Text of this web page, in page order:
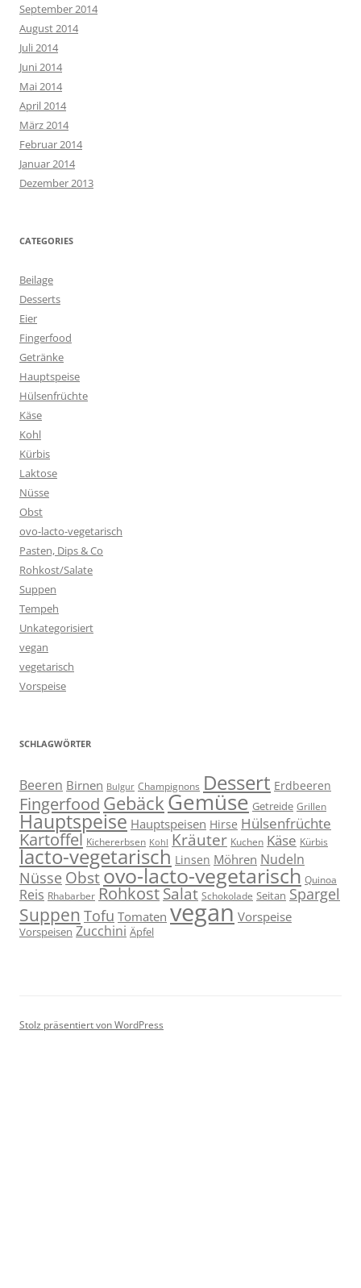
September 2014
August 2014
Juli 2014
Juni 2014
Mai 2014
April 2014
März 2014
Februar 2014
Januar 2014
Dezember 2013
CATEGORIES
Beilage
Desserts
Eier
Fingerfood
Getränke
Hauptspeise
Hülsenfrüchte
Käse
Kohl
Kürbis
Laktose
Nüsse
Obst
ovo-lacto-vegetarisch
Pasten, Dips & Co
Rohkost/Salate
Suppen
Tempeh
Unkategorisiert
vegan
vegetarisch
Vorspeise
SCHLAGWÖRTER
Beeren Birnen Bulgur Champignons Dessert Erdbeeren
Fingerfood Gebäck Gemüse Getreide Grillen
Hauptspeise Hauptspeisen Hirse Hülsenfrüchte
Kartoffel Kichererbsen Kohl Kräuter Kuchen Käse Kürbis
lacto-vegetarisch Linsen Möhren Nudeln
Nüsse Obstovo-lacto-vegetarisch Quinoa
Reis Rhabarber RohkostSalat Schokolade Seitan Spargel
Suppen Tofu Tomaten vegan Vorspeise
Vorspeisen Zucchini Äpfel
Stolz präsentiert von WordPress